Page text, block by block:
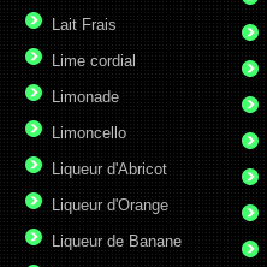
Lait Frais
Lime cordial
Limonade
Limoncello
Liqueur d'Abricot
Liqueur d'Orange
Liqueur de Banane